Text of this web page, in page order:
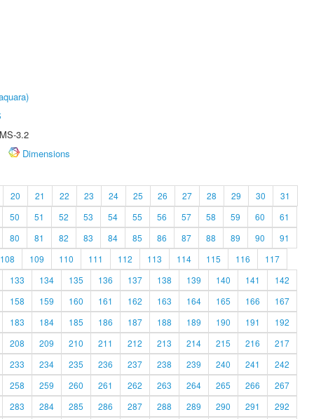
3.2
Dimensions
20 21 22 23 24 25 26 27 28 29 30
31
50 51 52 53 54 55 56 57 58 59 60
61
80 81 82 83 84 85 86 87 88 89 90
91
108 109 110 111 112 113 114 115 116
117
133 134 135 136 137 138 139 140 141
142
158 159 160 161 162 163 164 165 166
167
183 184 185 186 187 188 189 190 191
192
208 209 210 211 212 213 214 215 216
217
233 234 235 236 237 238 239 240 241
242
258 259 260 261 262 263 264 265 266
267
283 284 285 286 287 288 289 290 291 292